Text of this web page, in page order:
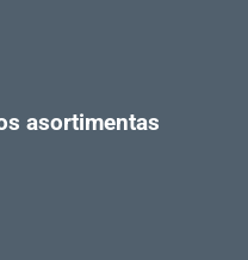
asortimentas